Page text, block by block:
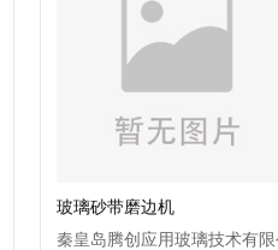
玻璃砂带磨边机
秦皇岛腾创应用玻璃技术有